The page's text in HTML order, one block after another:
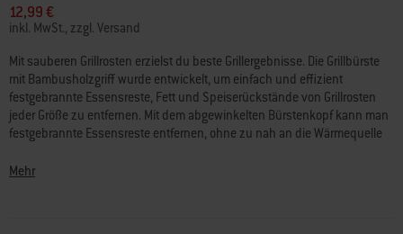
5
Sternen,
Durchschnittswert
der
Bewertung.
Read
8
Reviews.
Link
auf
Seite.
12,99 €
inkl. MwSt., zzgl. Versand
Mit sauberen Grillrosten erzielst du beste Grillergebnisse. Die Grillbürste
mit Bambusholzgriff wurde entwickelt, um einfach und effizient
festgebrannte Essensreste, Fett und Speiserückstände von Grillrosten
jeder Größe zu entfernen. Mit dem abgewinkelten Bürstenkopf kann man
festgebrannte Essensreste entfernen, ohne zu nah an die Wärmequelle
abbürsten, damit der Grill länger hält und jedes Grillgericht ein echter
Mehr